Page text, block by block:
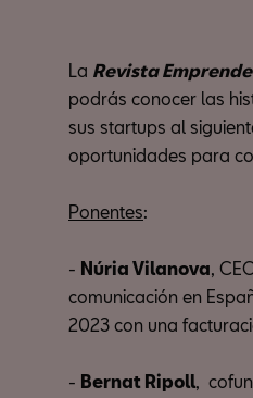
La Revista
podrás conocer las
sus startups al
oportunidades para
Ponentes:
- Núria Vilanova,
comunicación en
2023 con una
- Bernat Ripoll,